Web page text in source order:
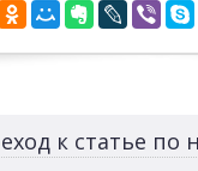
к статье по